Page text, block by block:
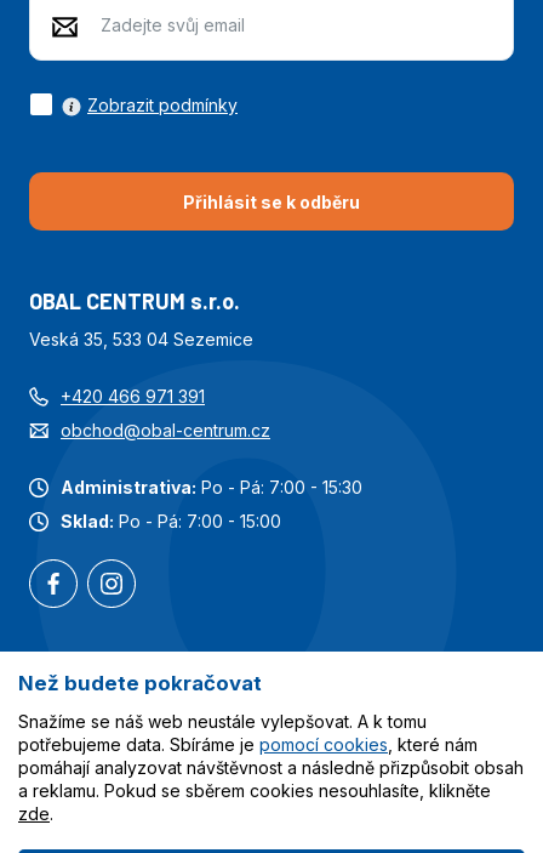
Přihlásit se k odběru
Zobrazit podmínky
OBAL CENTRUM s.r.o.
Veská 35, 533 04 Sezemice
+420 466 971 391
obchod@obal-centrum.cz
Administrativa: Po - Pá: 7:00 - 15:30
Sklad: Po - Pá: 7:00 - 15:00
Nejoblíbenější kategorie
Služby
Vše o nákupu
Než budete pokračovat
Snažíme se náš web neustále vylepšovat. A k tomu
potřebujeme data. Sbíráme je pomocí cookies , které nám
pomáhají analyzovat návštěvnost a následně přizpůsobit obsah
a reklamu. Pokud se sběrem cookies nesouhlasíte, klikněte
zde.